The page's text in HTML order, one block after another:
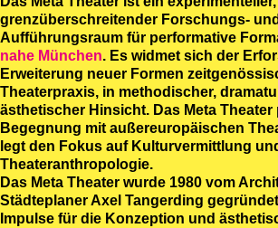
grenzüberschreitender Forschungs- und
Aufführungsraum für performative
nahe München. Es widmet sich der
Erweiterung neuer Formen
Theaterpraxis, in methodischer,
ästhetischer Hinsicht. Das Meta
Begegnung mit außereuropäischen
legt den Fokus auf Kulturvermittlung
Theateranthropologie.
Das Meta Theater wurde 1980 vom
Städteplaner Axel Tangerding
Impulse für die Konzeption und